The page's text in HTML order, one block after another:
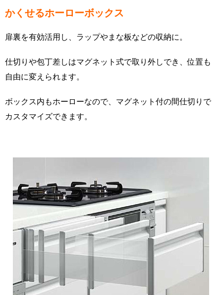
かくせるホーローボックス
扉裏を有効活用し、ラップやまな板などの収納に。
仕切りや包丁差しはマグネット式で取り外しでき、位置も
自由に変えられます。
ボックス内もホーローなので、マグネット付の間仕切りで
カスタマイズできます。